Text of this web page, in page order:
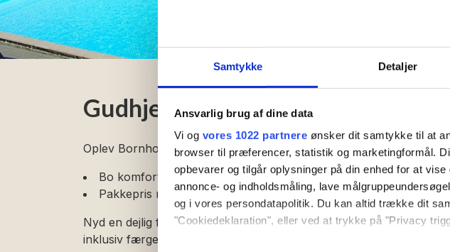
Samtykke Detaljer
Ansvarlig brug af dine data
Vi og vores 1022 partnere ønsker dit samtykke til at
browser til præferencer, statistik og marketingformål.
opbevarer og tilgår oplysninger på din enhed for at
annonce- og indholdsmåling, lave
og i vores persondatapolitik. Du kan altid trække dit
"Cookiedeklaration", eller ved at trykke på "Privacy
Gudhjem feriepark og færge pakke
Oplev Bornholms charme i Gudhjem Feriepark!
Bo komfortabelt tæt på havet med pool, legeplads og fantastisk
Pakkepris med færge – nemt, prisvenligt og fuld af feriestemning
Nyd en dejlig ferie på solskinsøen Bornholm med ophold i
inklusiv færge tur/retur. Perfekt til familier og par, der vil slappe af,